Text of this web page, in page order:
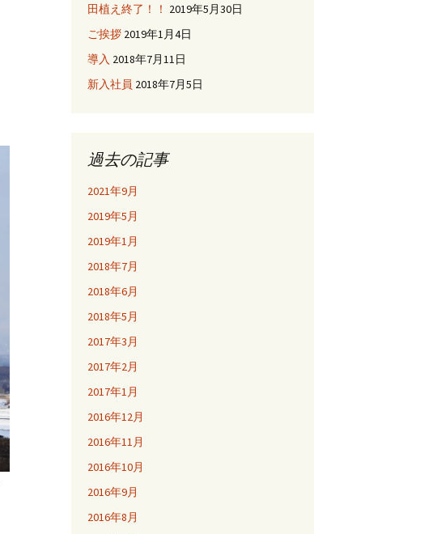
田植え終了！！ 2019年5月30日
ご挨拶 2019年1月4日
導入 2018年7月11日
新入社員 2018年7月5日
過去の記事
2021年9月
2019年5月
2019年1月
2018年7月
2018年6月
2018年5月
2017年3月
2017年2月
2017年1月
2016年12月
2016年11月
2016年10月
2016年9月
2016年8月